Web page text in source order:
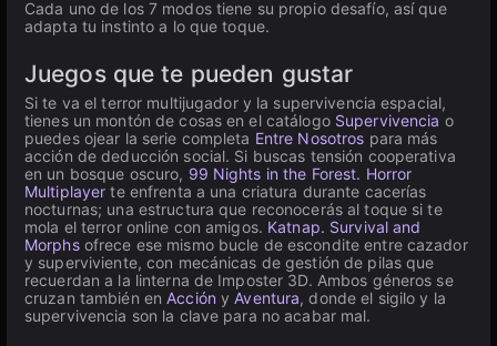
Cada uno de los 7 modos tiene su propio desafío, así que
adapta tu instinto a lo que toque.
Juegos que te pueden gustar
Si te va el terror multijugador y la supervivencia espacial,
tienes un montón de cosas en el catálogo Supervivencia o
puedes ojear la serie completa Entre Nosotros para más
acción de deducción social. Si buscas tensión cooperativa
en un bosque oscuro, 99 Nights in the Forest. Horror
Multiplayer te enfrenta a una criatura durante cacerías
nocturnas; una estructura que reconocerás al toque si te
mola el terror online con amigos. Katnap. Survival and
Morphsofrece ese mismo bucle de escondite entre cazador
y superviviente, con mecánicas de gestión de pilas que
recuerdan a la linterna de Imposter 3D. Ambos géneros se
cruzan también enAcción yAventura, donde el sigilo y la
supervivencia son la clave para no acabar mal.